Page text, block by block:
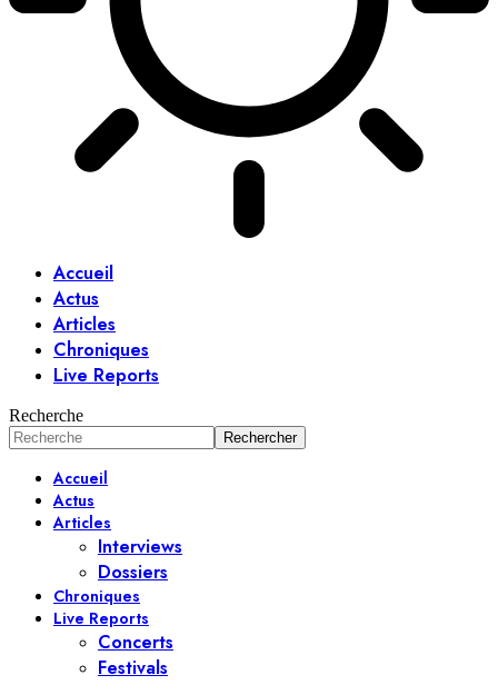
Accueil
Actus
Articles
Chroniques
Live Reports
Recherche
Accueil
Actus
Articles
Interviews
Dossiers
Chroniques
Live Reports
Concerts
Festivals